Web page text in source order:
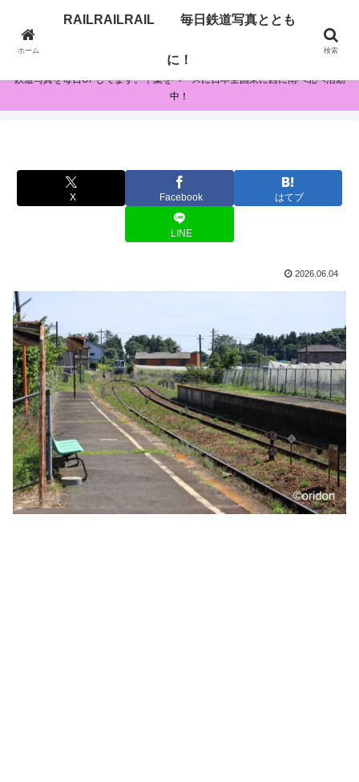
RAILRAILRAIL 毎日鉄道写真とともに！
鉄道写真を毎日UPしてます。千葉をベースに日本全国東に西に南へ北へ活動
中！
X Facebook はてブ
LINE
2026.06.04
ホーム
RAILRAILRAIL 毎日鉄道写真ととも
に！
検索